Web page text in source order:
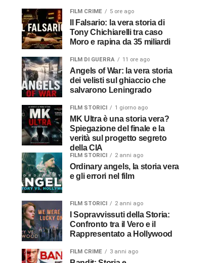
FILM CRIME 5 ore ago
Tony Chichiarelli tra caso
Moro e rapina da 35 miliardi
FILM DI GUERRA 11 ore ago
Angels of War: la vera storia
dei velisti sul ghiaccio che
salvarono Leningrado
FILM STORICI 1 giorno ago
MK Ultra è una storia vera?
Spiegazione del finale e la
verità sul progetto segreto
della CIA
FILM STORICI 2 anni ago
Ordinary angels, la storia vera
e gli errori nel film
FILM STORICI 2 anni ago
Confronto tra il Vero e il
Rappresentato a Hollywood
FILM CRIME 3 anni ago